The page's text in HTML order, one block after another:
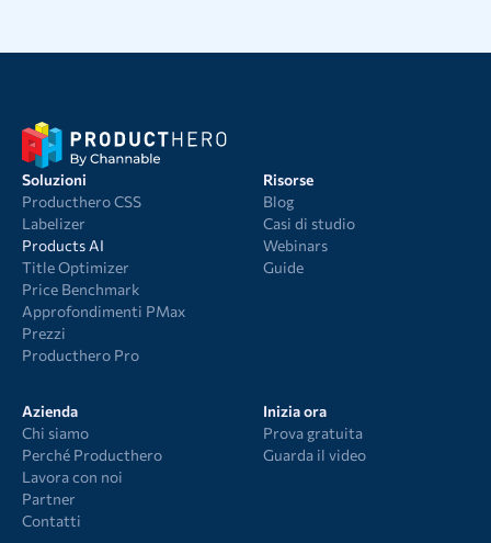
Soluzioni
Producthero CSS
Labelizer
Products AI
Title Optimizer
Price Benchmark
Approfondimenti PMax
Prezzi
Producthero Pro
Risorse
Blog
Casi di studio
Webinars
Guide
Azienda
Chi siamo
Perché Producthero
Lavora con noi
Partner
Contatti
Inizia ora
Prova gratuita
Guarda il video